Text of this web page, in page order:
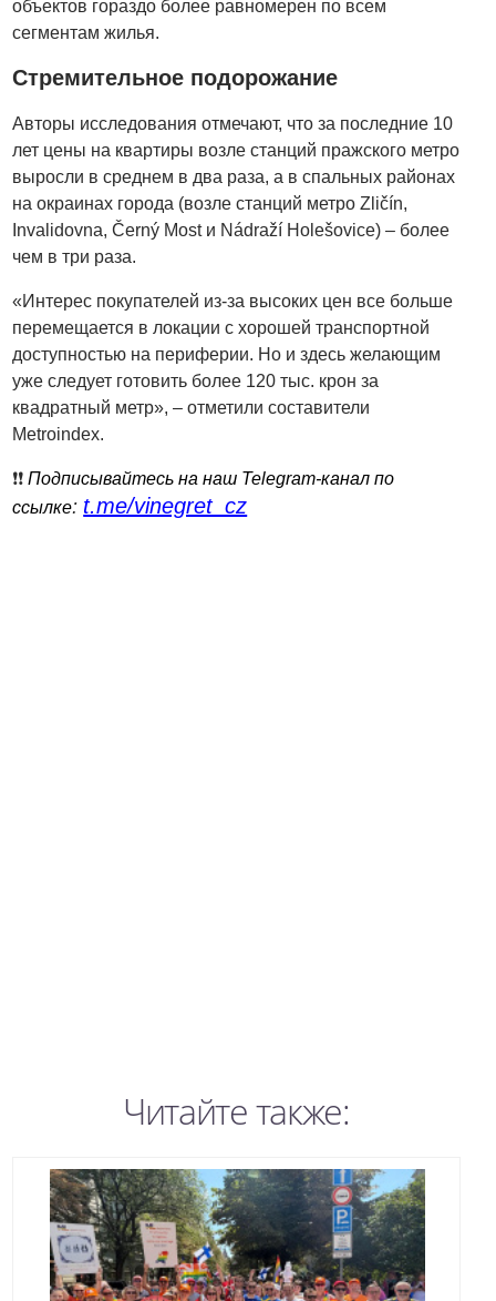
объектов гораздо более равномерен по всем
сегментам жилья.
Стремительное подорожание
Авторы исследования отмечают, что за последние 10
лет цены на квартиры возле станций пражского метро
выросли в среднем в два раза, а в спальных районах
на окраинах города (возле станций метро Zličín,
Invalidovna, Černý Most и Nádraží Holešovice) – более
чем в три раза.
«Интерес покупателей из-за высоких цен все больше
перемещается в локации с хорошей транспортной
доступностью на периферии. Но и здесь желающим
уже следует готовить более 120 тыс. крон за
квадратный метр», – отметили составители
Metroindex.
❗️❗️Подписывайтесь на наш Telegram-канал по
ссылке: t.me/vinegret_cz
Читайте также: